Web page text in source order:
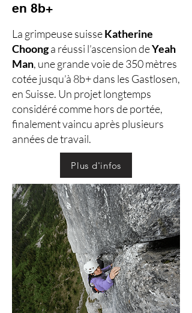
en 8b+
La grimpeuse suisseKatherine
Choonga réussi l’ascension deYeah
Man, une grande voie de 350 mètres
cotée jusqu’à 8b+ dans les Gastlosen,
en Suisse. Un projet longtemps
considéré comme hors de portée,
finalement vaincu après plusieurs
années de travail.
Plus d'infos